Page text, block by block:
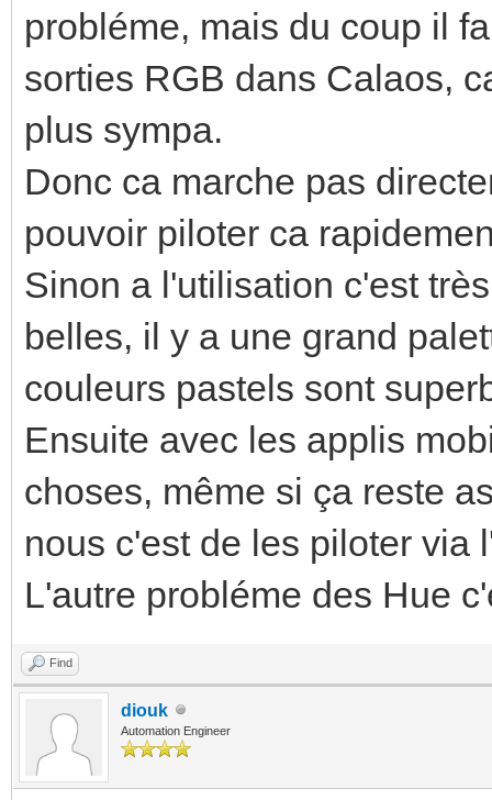
probléme, mais du coup il
sorties RGB dans Calaos,
plus sympa.
Donc ca marche pas
pouvoir piloter ca
Sinon a l'utilisation c'est
belles, il y a une grand
couleurs pastels sont
Ensuite avec les applis
choses, même si ça reste
nous c'est de les piloter via
L'autre probléme des Hue
Find
diouk
Automation Engineer